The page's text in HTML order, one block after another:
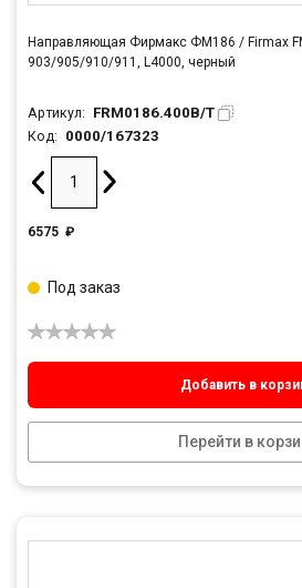
Направляющая Фирмакс ФМ186 / Firmax
903/905/910/911, L4000, черный
Артикул: FRM0186.400B/T
Код: 0000/167323
6575 ₽
Добавить в
Перейти в
Под заказ